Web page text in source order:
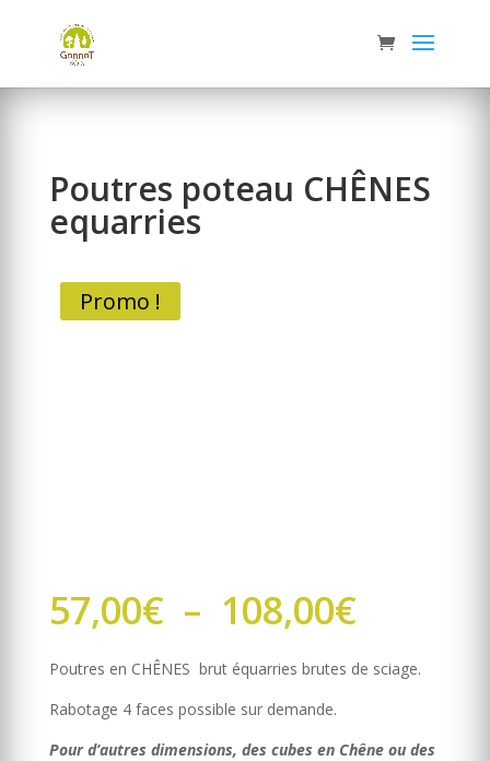
Poutres poteau CHÊNES
equarries
Promo !
57,00€ – 108,00€Plage
de
prix :
57,00€
108,00€
Poutres en CHÊNES brut équarries brutes de sciage.
Rabotage 4 faces possible sur demande.
Pour d’autres dimensions, des cubes en Chêne ou des